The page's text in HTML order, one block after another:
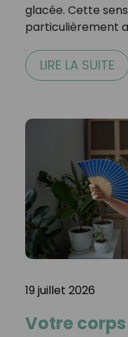
glacée. Cette
particulièrement
LIRE LA SUITE
19 juillet 2026
Votre